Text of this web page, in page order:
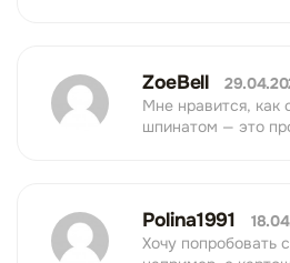
ZoeBell
Мне нравится, как
шпинатом — это
Polina1991
Хочу попробовать